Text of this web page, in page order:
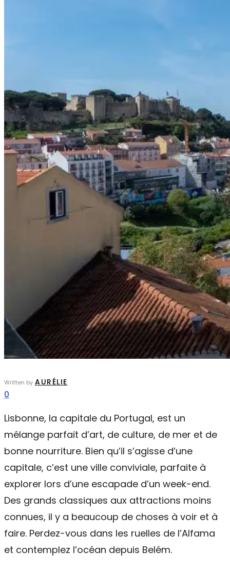
Written by AURÉLIE
0
Lisbonne, la capitale du Portugal, est un
mélange parfait d’art, de culture, de mer et de
bonne nourriture. Bien qu’il s’agisse d’une
capitale, c’est une ville conviviale, parfaite à
explorer lors d’une escapade d’un week-end.
Des grands classiques aux attractions moins
connues, il y a beaucoup de choses à voir et à
faire. Perdez-vous dans les ruelles de l’Alfama
et contemplez l’océan depuis Belém.